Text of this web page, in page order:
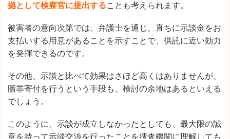
拠として検察官に提出することも考えられます。
被害者の意向次第では、弁護士を通じ、直ちに示談金をお
支払いする用意があることを示すことで、供託に近い効力
を発揮できるのです。
その他、示談と比べて効果はさほど高くはありませんが、
贖罪寄付を行うという手段も、検討の余地はあるといえる
でしょう。
このように、示談が成立しなかったとしても、最大限の誠
意を持って示談交渉を行ったことを捜査機関に理解しても